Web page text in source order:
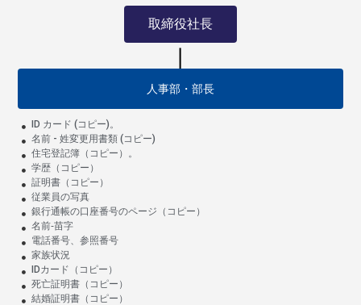
取締役社長
人事部・部長
ID カード (コピー)。
名前 - 姓変更用書類 (コピー)
住宅登記簿（コピー）。
学歴（コピー）
証明書（コピー）
従業員の写真
銀行通帳の口座番号のページ（コピー）
名前‐苗字
電話番号、参照番号
家族状況
IDカード（コピー）
死亡証明書（コピー）
結婚証明書（コピー）